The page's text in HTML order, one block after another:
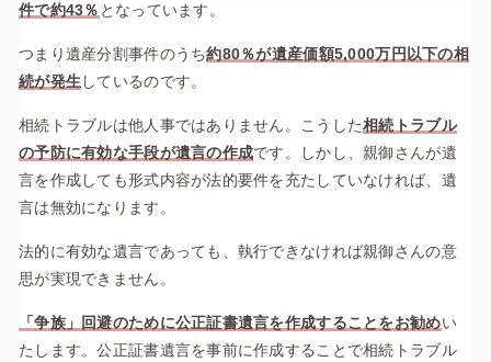
件で約43％ となっています。
つまり遺産分割事件のうち約80％が遺産価額5,000万円以下の相
続が発生 しているのです。
相続トラブルは他人事ではありません。こうした相続トラブル
の予防に有効な手段が遺言の作成です。
しかし、親御さんが遺
言を作成しても形式内容が法的要件を充たしていなければ、遺
言は無効になります。
法的に有効な遺言であっても、執行できなければ親御さんの意
思が実現できません。
「争族」回避のために公正証書遺言を作成することをお勧めい
たします。公正証書遺言を事前に作成することで相続トラブル